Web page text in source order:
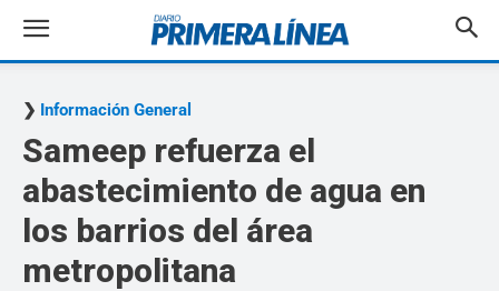
Información General
Sameep refuerza el
abastecimiento de agua en
los barrios del área
metropolitana